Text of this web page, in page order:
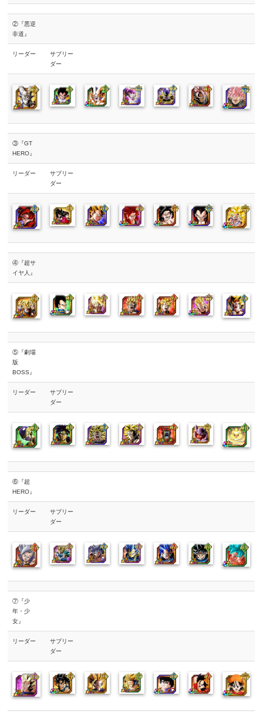
②『悪逆
非道』
リーダー
サブリー
ダー
③『GT
HERO』
リーダー
サブリー
ダー
④『超サ
イヤ人』
⑤『劇場
版
BOSS』
リーダー
サブリー
ダー
⑥『超
HERO』
リーダー
サブリー
ダー
⑦『少
年・少
女』
リーダー
サブリー
ダー